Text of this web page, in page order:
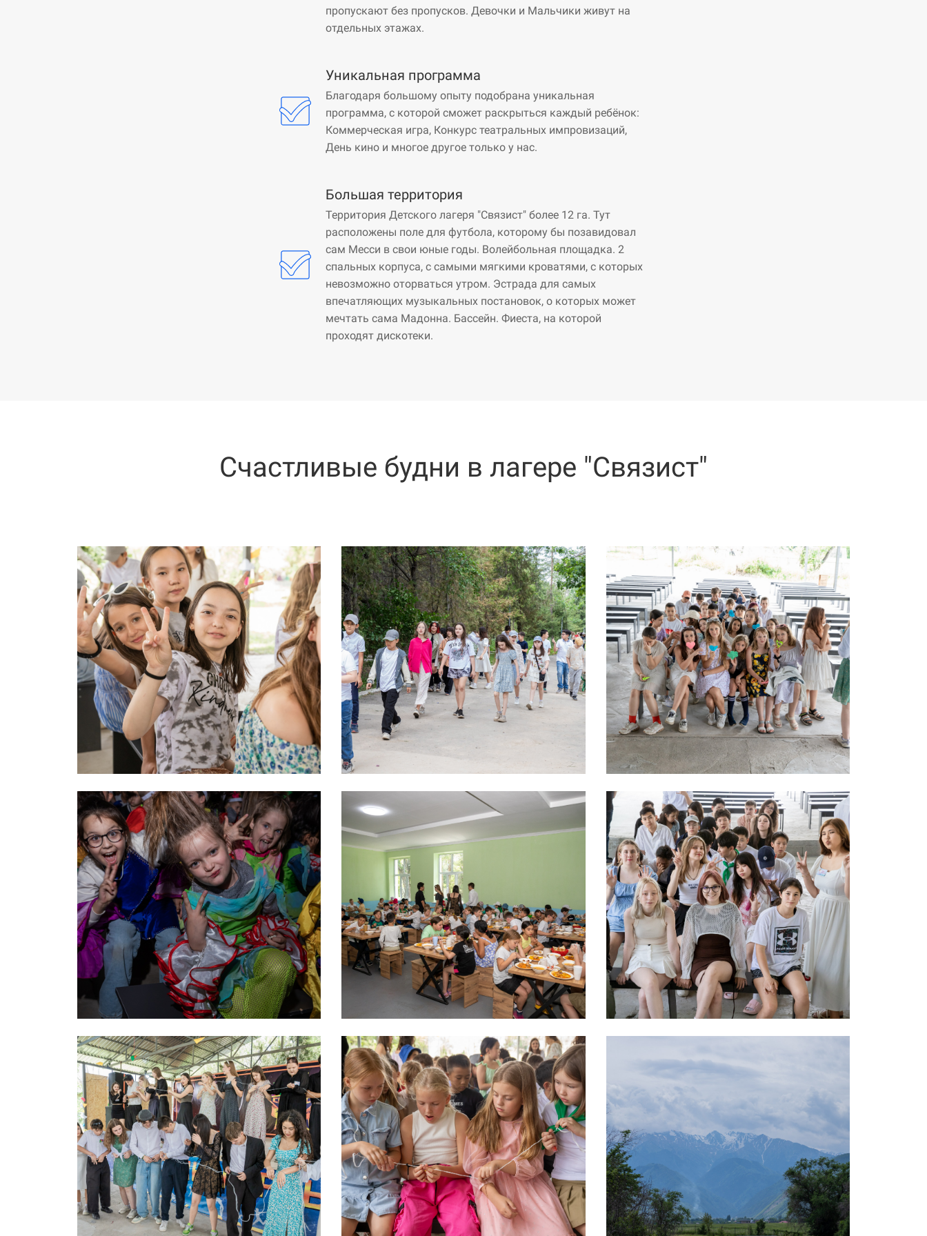
пропускают без пропусков. Девочки и Мальчики живут на
отдельных этажах.
Уникальная программа
Благодаря большому опыту подобрана уникальная
программа, с которой сможет раскрыться каждый ребёнок:
Коммерческая игра, Конкурс театральных импровизаций,
День кино и многое другое только у нас.
Большая территория
Территория Детского лагеря "Связист" более 12 га. Тут
расположены поле для футбола, которому бы позавидовал
сам Месси в свои юные годы. Волейбольная площадка. 2
спальных корпуса, с самыми мягкими кроватями, с которых
невозможно оторваться утром. Эстрада для самых
впечатляющих музыкальных постановок, о которых может
мечтать сама Мадонна. Бассейн. Фиеста, на которой
проходят дискотеки.
Счастливые будни в лагере "Связист"